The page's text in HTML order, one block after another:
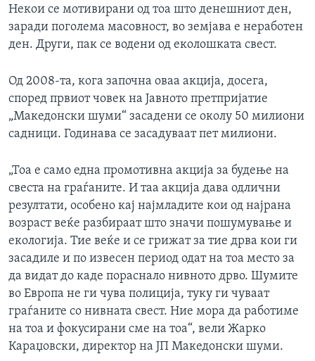
Некои се мотивирани од тоа што денешниот ден,
заради поголема масовност, во земјава е неработен
ден. Други, пак се водени од еколошката свест.
Од 2008-та, кога започна оваа акција, досега,
според првиот човек на Јавното претпријатие
„Македонски шуми“ засадени се околу 50 милиони
садници. Годинава се засадуваат пет милиони.
„Тоа е само една промотивна акција за будење на
свеста на граѓаните. И таа акција дава одлични
резултати, особено кај најмладите кои од најрана
возраст веќе разбираат што значи пошумување и
екологија. Тие веќе и се грижат за тие дрва кои ги
засадиле и по извесен период одат на тоа место за
да видат до каде пораснало нивното дрво. Шумите
во Европа не ги чува полиција, туку ги чуваат
граѓаните со нивната свест. Ние мора да работиме
на тоа и фокусирани сме на тоа“, вели Жарко
Караџовски, директор на ЈП Македонски шуми.